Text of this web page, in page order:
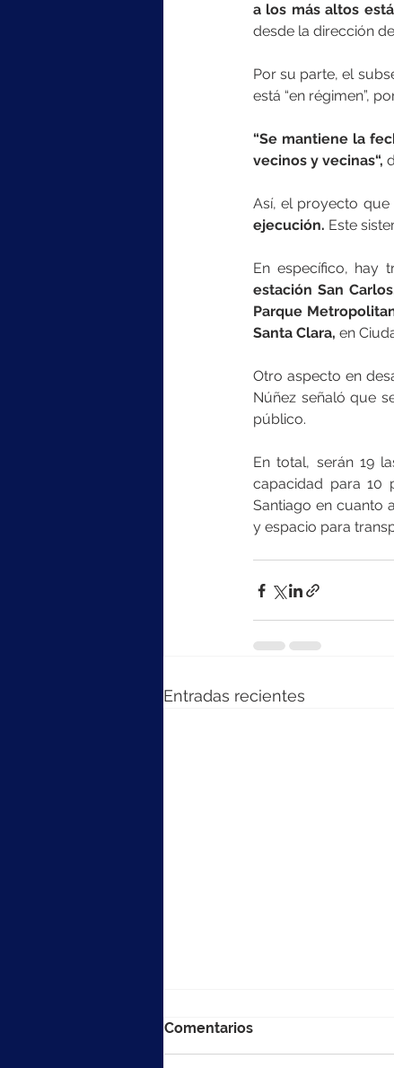
a los más altos
desde la dirección
Por su parte, el
está “en régimen”,
“Se mantiene la
vecinos y vecinas“,
Así, el proyecto
ejecución. Este
estación San
Parque
Santa Clara, en
Otro aspecto en
Núñez señaló que
público.
En total, serán 19
capacidad para 10
Santiago en cuanto
y espacio para
Entradas recientes
Comentarios